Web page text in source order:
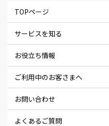
TOPページ
サービスを知る
お役立ち情報
ご利用中のお客さまへ
お問い合わせ
よくあるご質問